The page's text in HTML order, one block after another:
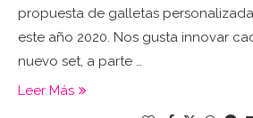
propuesta de galletas
este año 2020. Nos gusta innovar
nuevo set, a parte …
Leer Más